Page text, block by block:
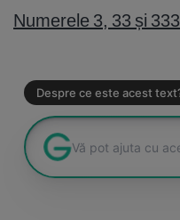
Numerele 3, 33 și 333